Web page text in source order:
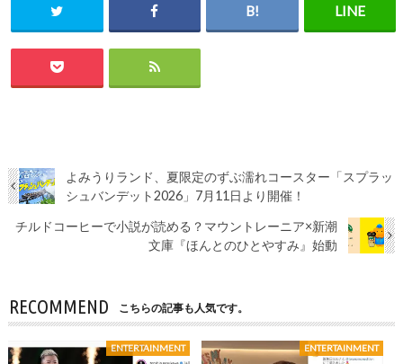
よみうりランド、夏限定のずぶ濡れコースター「スプラッ
シュバンデット2026」7月11日より開催！
チルドコーヒーで小説が読める？マウントレーニア×新潮
文庫『ほんとのひとやすみ』始動
RECOMMEND こちらの記事も人気です。
ENTERTAINMENT ENTERTAINMENT